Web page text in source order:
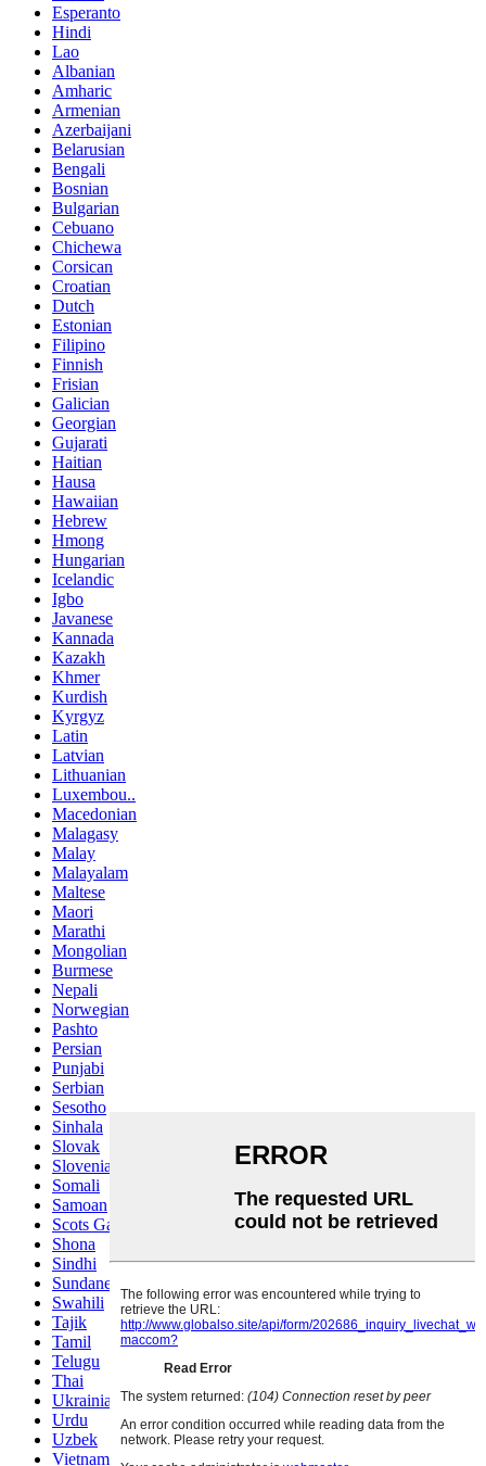
Esperanto
Hindi
Lao
Albanian
Amharic
Armenian
Azerbaijani
Belarusian
Bengali
Bosnian
Bulgarian
Cebuano
Chichewa
Corsican
Croatian
Dutch
Estonian
Filipino
Finnish
Frisian
Galician
Georgian
Gujarati
Haitian
Hausa
Hawaiian
Hebrew
Hmong
Hungarian
Icelandic
Igbo
Javanese
Kannada
Kazakh
Khmer
Kurdish
Kyrgyz
Latin
Latvian
Lithuanian
Luxembou..
Macedonian
Malagasy
Malay
Malayalam
Maltese
Maori
Marathi
Mongolian
Burmese
Nepali
Norwegian
Pashto
Persian
Punjabi
Serbian
Sesotho
Sinhala
Slovak
Slovenian
Somali
Samoan
Scots Gaelic
Shona
Sindhi
Sundanese
Swahili
Tajik
Tamil
Telugu
Thai
Ukrainian
Urdu
Uzbek
Vietnamese